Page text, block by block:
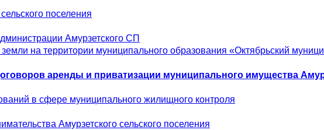
поселения
Амурзетского СП
на территории муниципального образования «Октябрьский
аренды и приватизации муниципального имущества
в сфере муниципального жилищного контроля
Амурзетского сельского поселения